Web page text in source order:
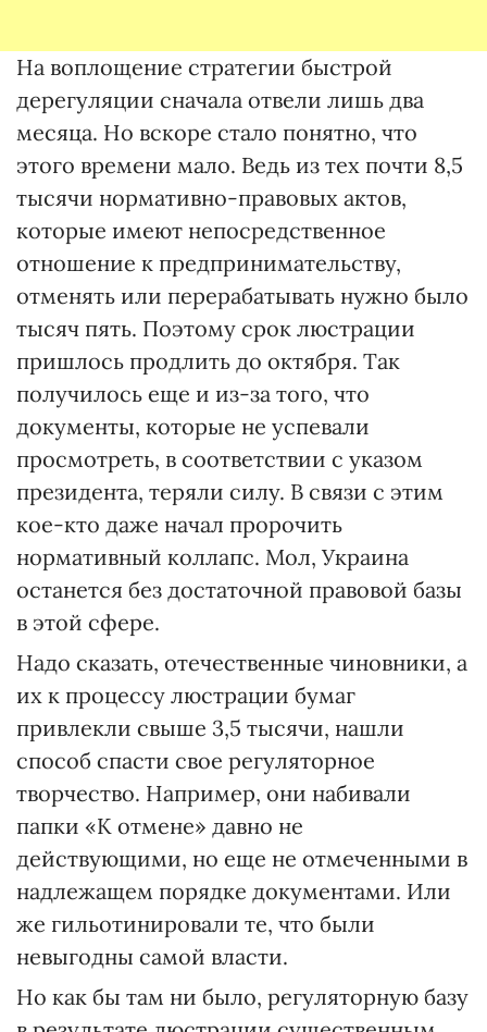
На воплощение стратегии быстрой
дерегуляции сначала отвели лишь два
месяца. Но вскоре стало понятно, что
этого времени мало. Ведь из тех почти 8,5
тысячи нормативно-правовых актов,
которые имеют непосредственное
отношение к предпринимательству,
отменять или перерабатывать нужно было
тысяч пять. Поэтому срок люстрации
пришлось продлить до октября. Так
получилось еще и из-за того, что
документы, которые не успевали
просмотреть, в соответствии с указом
президента, теряли силу. В связи с этим
кое-кто даже начал пророчить
нормативный коллапс. Мол, Украина
останется без достаточной правовой базы
в этой сфере.
Надо сказать, отечественные чиновники, а
их к процессу люстрации бумаг
привлекли свыше 3,5 тысячи, нашли
способ спасти свое регуляторное
творчество. Например, они набивали
папки «К отмене» давно не
действующими, но еще не отмеченными в
надлежащем порядке документами. Или
же гильотинировали те, что были
невыгодны самой власти.
Но как бы там ни было, регуляторную базу